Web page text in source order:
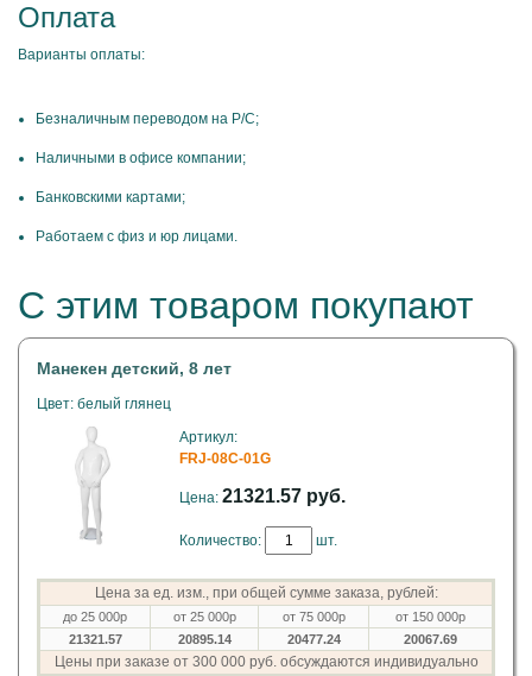
Оплата
Варианты оплаты:
Безналичным переводом на Р/С;
Наличными в офисе компании;
Банковскими картами;
Работаем с физ и юр лицами.
С этим товаром покупают
Манекен детский, 8 лет
Цвет: белый глянец
Артикул:
FRJ-08C-01G
Цена: 21321.57 руб.
Количество: шт.
Цена за ед. изм., при общей сумме заказа, рублей:
до 25 000р от 25 000р от 75 000р
от 150 000р
21321.57
20895.14 20477.24 20067.69
Цены при заказе от 300 000 руб. обсуждаются индивидуально